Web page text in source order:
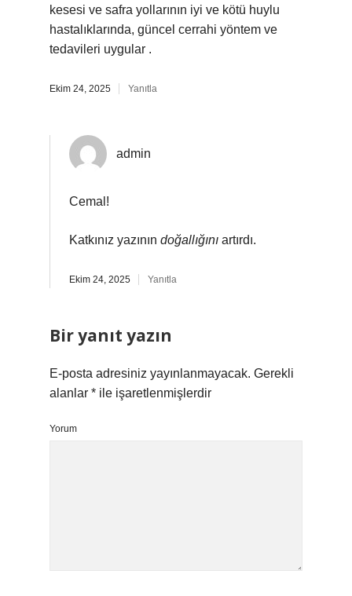
kesesi ve safra yollarının iyi ve kötü huylu
hastalıklarında, güncel cerrahi yöntem ve
tedavileri uygular .
Ekim 24, 2025 Yanıtla
admin
Cemal!
Katkınız yazının doğallığını artırdı.
Ekim 24, 2025 Yanıtla
Bir yanıt yazın
E-posta adresiniz yayınlanmayacak. Gerekli
alanlar * ile işaretlenmişlerdir
Yorum